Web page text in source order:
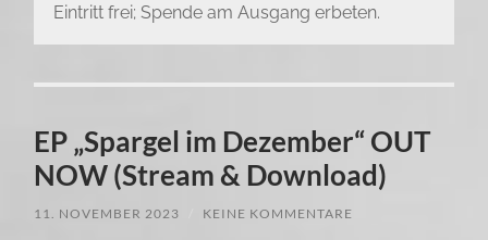
Eintritt frei; Spende am Ausgang erbeten.
EP „Spargel im Dezember“ OUT
NOW (Stream & Download)
11. NOVEMBER 2023 KEINE KOMMENTARE